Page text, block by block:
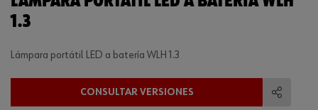
1.3
Lámpara portátil LED a batería WLH 1.3
CONSULTAR VERSIONES